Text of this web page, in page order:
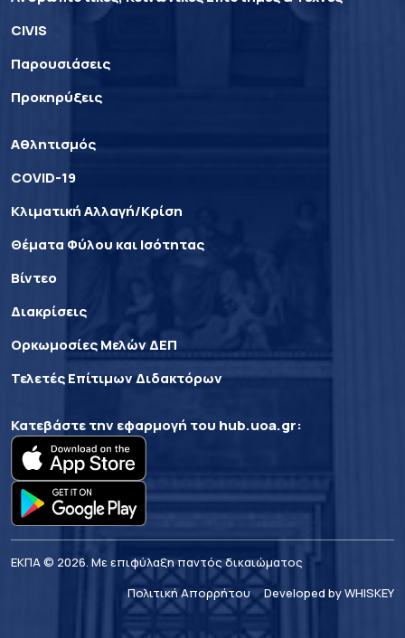
CIVIS
Παρουσιάσεις
Προκηρύξεις
Αθλητισμός
COVID-19
Κλιματική Αλλαγή/Κρίση
Θέματα Φύλου και Ισότητας
Βίντεο
Διακρίσεις
Ορκωμοσίες Μελών ΔΕΠ
Τελετές Επίτιμων Διδακτόρων
Κατεβάστε την εφαρμογή του hub.uoa.gr:
ΕΚΠΑ © 2026. Με επιφύλαξη παντός δικαιώματος
Πολιτική Απορρήτου
Developed by WHISKEY